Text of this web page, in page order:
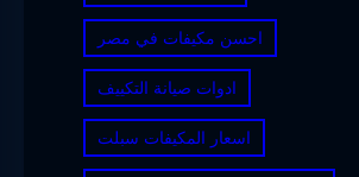
احسن مكيفات في مصر
ادوات صيانة التكييف
اسعار المكيفات سبلت